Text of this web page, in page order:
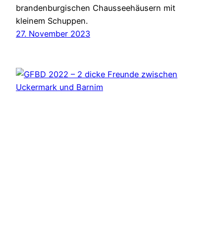
brandenburgischen Chausseehäusern mit
kleinem Schuppen.
27. November 2023